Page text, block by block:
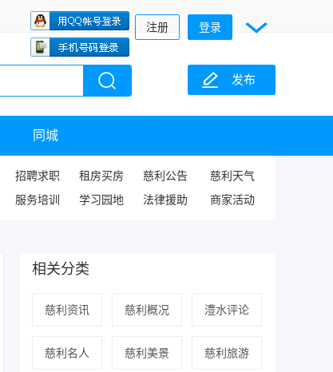
注册 登录
发布
同城
招聘求职 租房买房 慈利公告
慈利天气
服务培训
学习园地 法律援助 商家活动
相关分类
慈利资讯 慈利概况 澧水评论
慈利名人 慈利美景 慈利旅游